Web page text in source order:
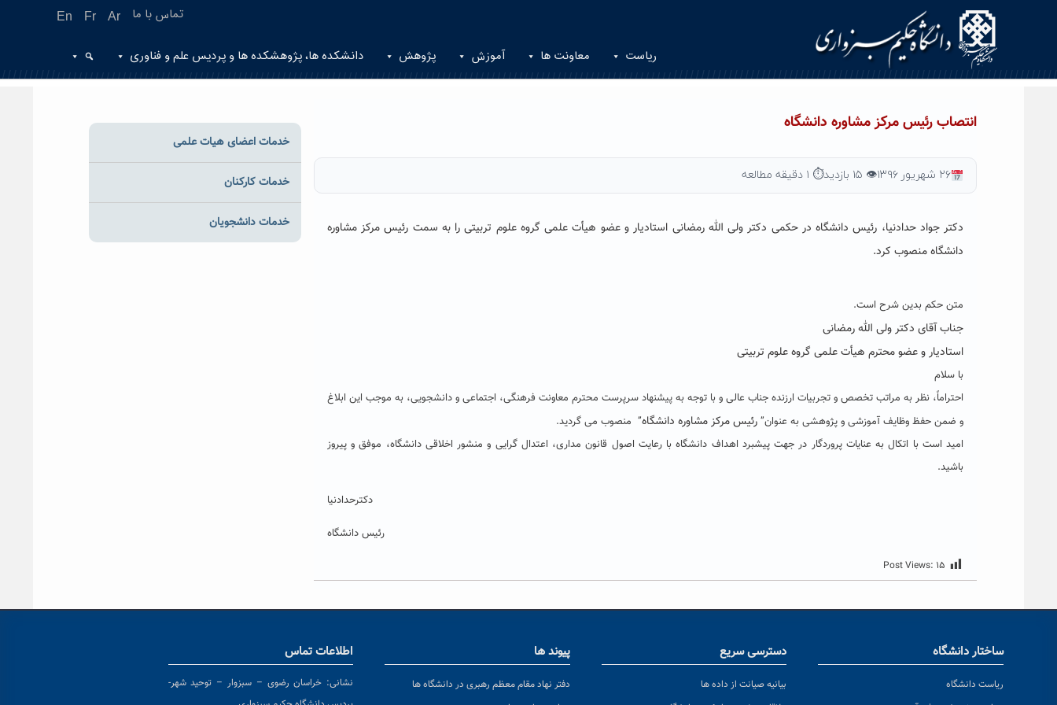
En Fr Ar تماس با ما
ریاست معاونت ها آموزش پژوهش دانشکده ها، پژوهشکده ها و پردیس علم و فناوری
انتصاب رئیس مرکز مشاوره دانشگاه
۲۶ شهریور ۱۳۹۶ 👁 ۱۵ بازدید ⏱ ۱ دقیقه مطالعه
دکتر جواد حدادنیا، رئیس دانشگاه در حکمی دکتر ولی الله رمضانی استادیار و عضو هیأت علمی گروه علوم تربیتی را به سمت رئیس مرکز مشاوره
دانشگاه منصوب کرد.
متن حکم بدین شرح است.
جناب آقای دکتر ولی الله رمضانی
استادیار و عضو محترم هیأت علمی گروه علوم تربیتی
با سلام
احتراماً، نظر به مراتب تخصص و تجربیات ارزنده جناب عالی و با توجه به پیشنهاد سرپرست محترم معاونت فرهنگی، اجتماعی و دانشجویی، به موجب این ابلاغ
و ضمن حفظ وظایف آموزشی و پژوهشی به عنوان” رئیس مرکز مشاوره دانشگاه” منصوب می گردید.
امید است با اتکال به عنایات پروردگار در جهت پیشبرد اهداف دانشگاه با رعایت اصول قانون مداری، اعتدال گرایی و منشور اخلاقی دانشگاه، موفق و پیروز
باشید.
دکترحدادنیا
رئیس دانشگاه
Post Views: ۱۵
خدمات اعضای هیات علمی
خدمات کارکنان
خدمات دانشجویان
ساختار دانشگاه
ریاست دانشگاه
دسترسی سریع
بیانیه صیانت از داده ها
پیوند ها
دفتر نهاد مقام معظم رهبری در دانشگاه ها
اطلاعات تماس
نشانی: خراسان رضوی – سبزوار – توحید شهر-